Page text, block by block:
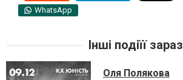
WhatsApp
Інші подіїї зараз
Оля Полякова